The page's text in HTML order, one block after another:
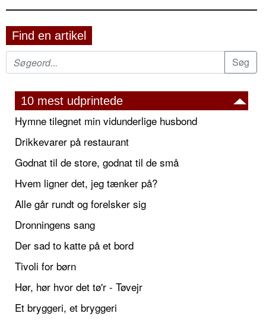
Find en artikel
10 mest udprintede
Hymne tilegnet min vidunderlige husbond
Drikkevarer på restaurant
Godnat til de store, godnat til de små
Hvem ligner det, jeg tænker på?
Alle går rundt og forelsker sig
Dronningens sang
Der sad to katte på et bord
Tivoli for børn
Hør, hør hvor det tø'r - Tøvejr
Et bryggeri, et bryggeri